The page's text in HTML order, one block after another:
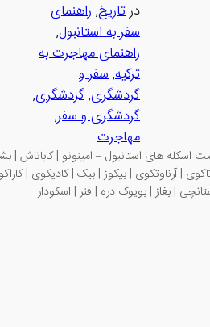
درتاریخ, راهنمای
سفر به استانبول,
راهنمای مهاجرت به
ترکیه, سفر و
گردشگری, گردشگری,
گردشگری و سفر,
مهاجرت
اسکله های استانبول – امینونو | کاباتاش |
| آرناوتکوی | بیکوز | ببک | کادیکوی |
| بغاز | بویوک دره | فنر | اسکودار